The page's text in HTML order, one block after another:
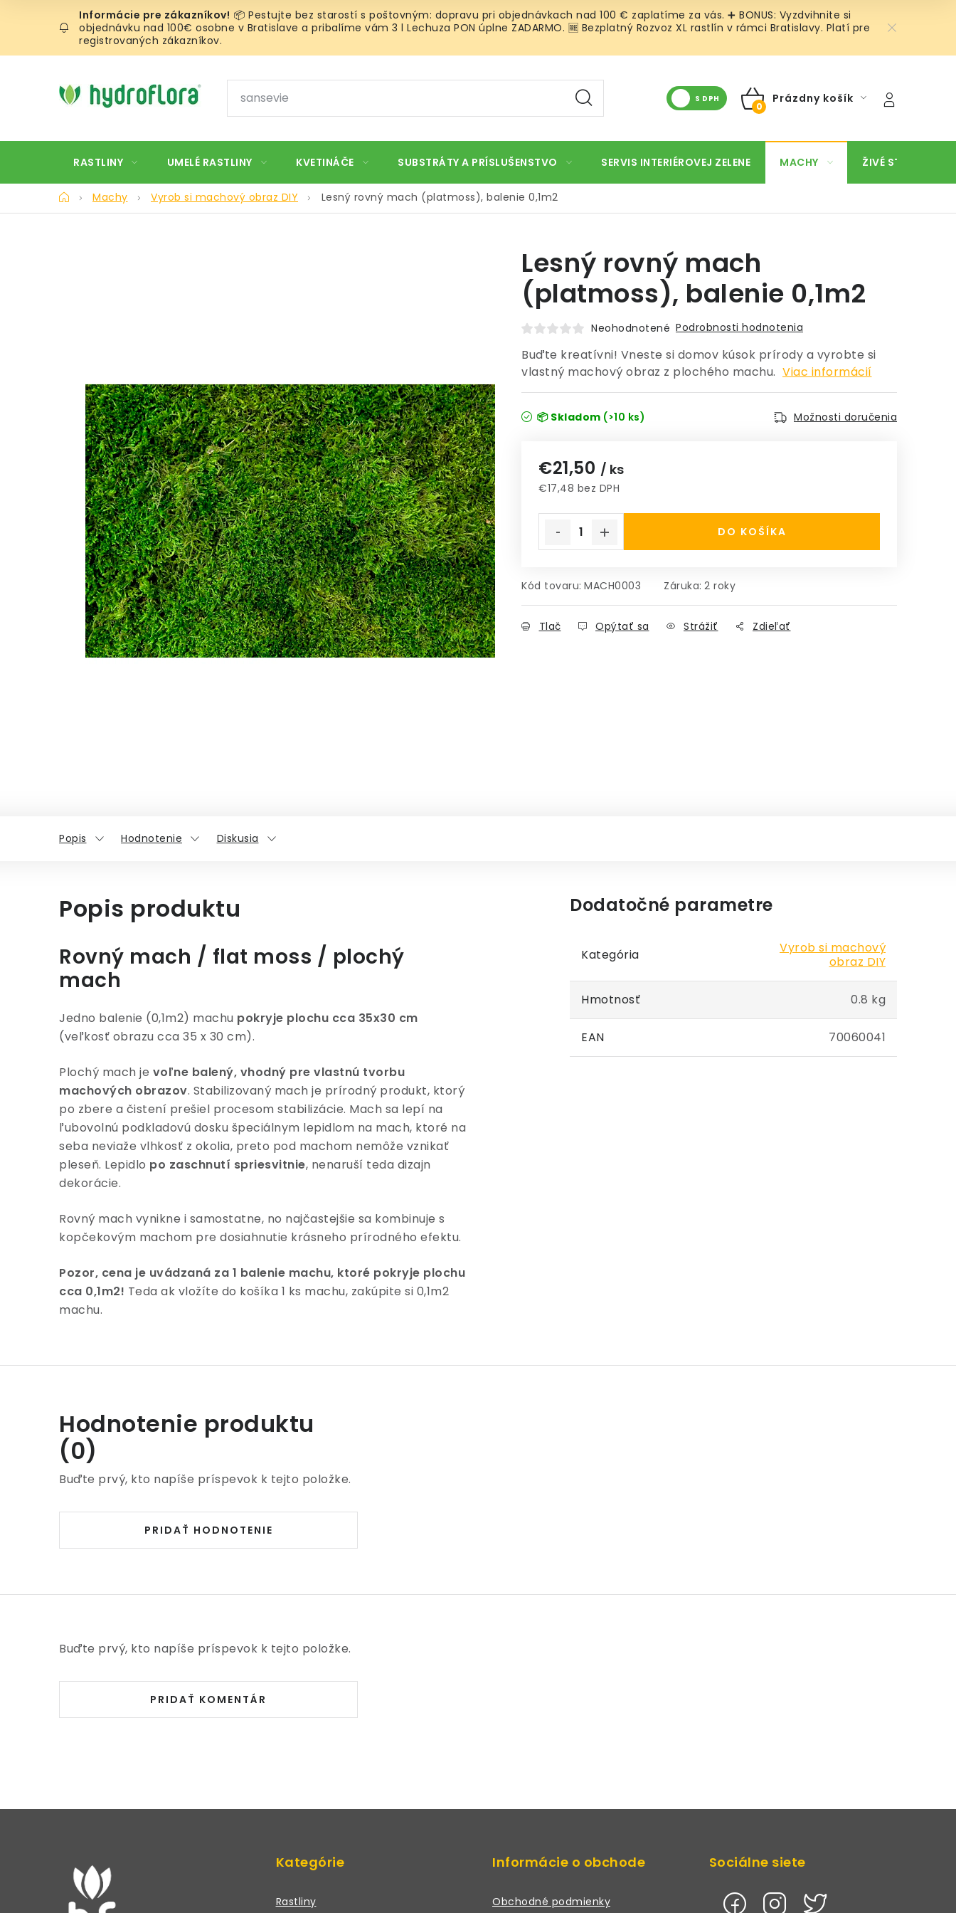
📦 Pestujte bez starostí s poštovným: dopravu pri objednávkach nad 100 € zaplatíme za vás. ➕ BONUS: Vyzdvihnite si
objednávku nad 100€ osobne v Bratislave a pribalíme vám 3 l Lechuza PON úplne ZADARMO. 🆓 Bezplatný Rozvoz XL rastlín v rámci Bratislavy. Platí pre
registrovaných zákazníkov.
S DPH
NÁKUPNÝ
Prázdny košík
RASTLINY UMELÉ RASTLINY KVETINÁČE SUBSTRÁTY A PRÍSLUŠENSTVO SERVIS INTERIÉROVEJ ZELENE MACHY ŽIVÉ STENY
DomovMachy Vyrob si machový obraz DIY Lesný rovný mach (platmoss), balenie 0,1m2
Lesný rovný mach
(platmoss), balenie 0,1m2
Neohodnotené Podrobnosti hodnotenia
Buďte kreatívni! Vneste si domov kúsok prírody a vyrobte si
vlastný machový obraz z plochého machu. Viac informácií
📦 Skladom (>10 ks) Možnosti doručenia
€21,50 / ks
€17,48 bez DPH
DO KOŠÍKA
Kód tovaru: MACH0003 Záruka: 2 roky
Tlač Opýtať sa Strážiť Zdieľať
Popis Hodnotenie Diskusia
Popis produktu
Rovný mach / flat moss / plochý
mach
Jedno balenie (0,1m2) machu pokryje plochu cca 35x30 cm
(veľkosť obrazu cca 35 x 30 cm).
Plochý mach je voľne balený, vhodný pre vlastnú tvorbu
machových obrazov. Stabilizovaný mach je prírodný produkt, ktorý
po zbere a čistení prešiel procesom stabilizácie. Mach sa lepí na
ľubovolnú podkladovú dosku špeciálnym lepidlom na mach, ktoré na
seba neviaže vlhkosť z okolia, preto pod machom nemôže vznikať
pleseň. Lepidlo po zaschnutí spriesvitnie, nenaruší teda dizajn
dekorácie.
Rovný mach vynikne i samostatne, no najčastejšie sa kombinuje s
kopčekovým machom pre dosiahnutie krásneho prírodného efektu.
Pozor, cena je uvádzaná za 1 balenie machu, ktoré pokryje plochu
cca 0,1m2! Teda ak vložíte do košíka 1 ks machu, zakúpite si 0,1m2
machu.
Dodatočné parametre
Kategória
Vyrob si machový
obraz DIY
Hmotnosť 0.8 kg
EAN 70060041
Hodnotenie produktu
(0)
Buďte prvý, kto napíše príspevok k tejto položke.
PRIDAŤ HODNOTENIE
Buďte prvý, kto napíše príspevok k tejto položke.
PRIDAŤ KOMENTÁR
Kategórie
Rastliny
Informácie o obchode
Obchodné podmienky
Sociálne siete